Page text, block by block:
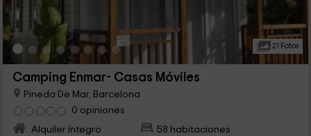
21 Fotos
Camping Enmar- Casas Móviles
Pineda De Mar, Barcelona
0 opiniones
Alquiler íntegro
58 habitaciones